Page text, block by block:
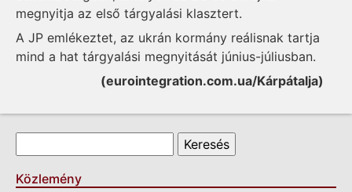
megnyitja az első tárgyalási klasztert.
A JP emlékeztet, az ukrán kormány reálisnak tartja
mind a hat tárgyalási megnyitását június-júliusban.
(eurointegration.com.ua/Kárpátalja)
Keresés űrlap
Keresés
Közlemény